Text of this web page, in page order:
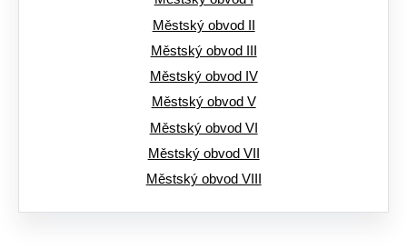
Městský obvod II
Městský obvod III
Městský obvod IV
Městský obvod V
Městský obvod VI
Městský obvod VII
Městský obvod VIII